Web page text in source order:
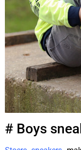
# Boys